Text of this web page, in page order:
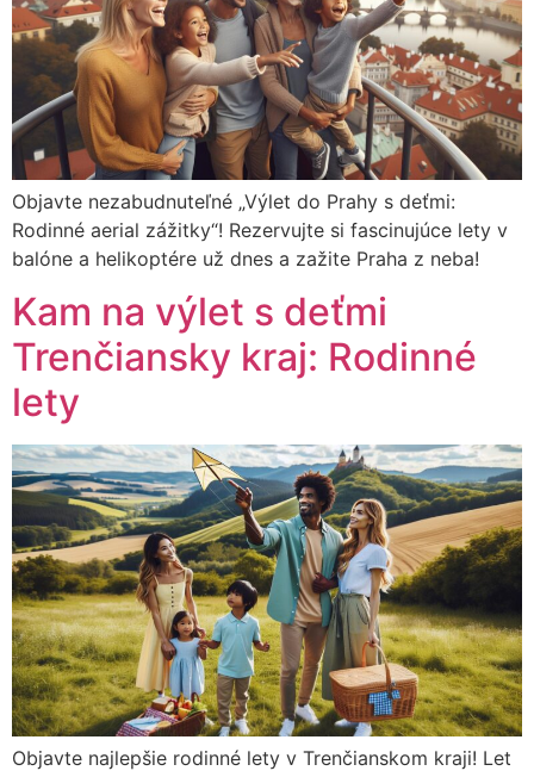
Objavte nezabudnuteľné „Výlet do Prahy s deťmi:
Rodinné aerial zážitky“! Rezervujte si fascinujúce lety v
balóne a helikoptére už dnes a zažite Praha z neba!
Kam na výlet s deťmi
Trenčiansky kraj: Rodinné
lety
Objavte najlepšie rodinné lety v Trenčianskom kraji! Let